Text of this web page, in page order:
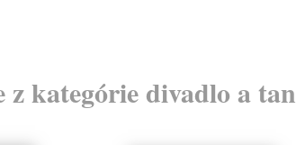
z kategórie divadlo a